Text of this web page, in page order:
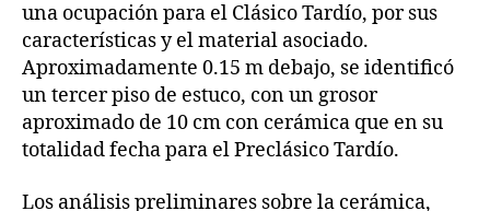
una ocupación para el Clásico Tardío, por sus
características y el material asociado.
Aproximadamente 0.15 m debajo, se identificó
un tercer piso de estuco, con un grosor
aproximado de 10 cm con cerámica que en su
totalidad fecha para el Preclásico Tardío.
Los análisis preliminares sobre la cerámica,